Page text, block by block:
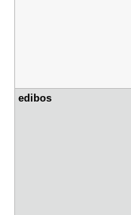
edibos